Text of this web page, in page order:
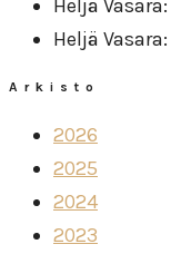
Heljä Vasara:
Heljä Vasara:
Arkisto
2026
2025
2024
2023